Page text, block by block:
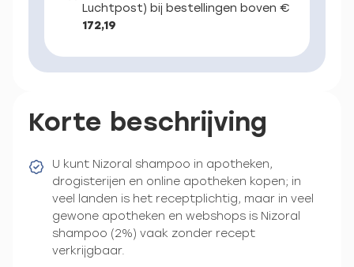
Luchtpost) bij bestellingen boven €
172,19
Korte beschrijving
U kunt Nizoral shampoo in apotheken,
drogisterijen en online apotheken kopen; in
veel landen is het receptplichtig, maar in veel
gewone apotheken en webshops is Nizoral
shampoo (2%) vaak zonder recept
verkrijgbaar.